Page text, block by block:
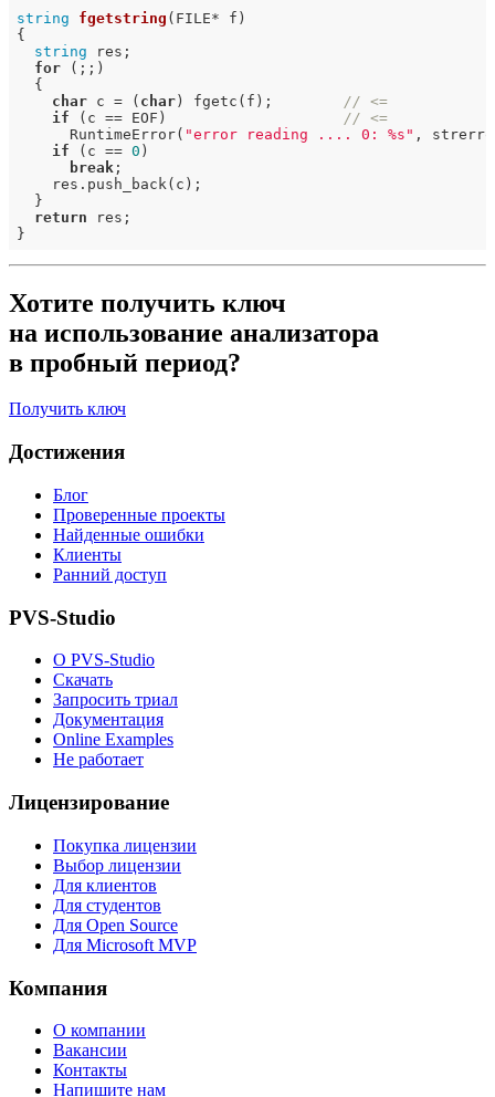
string fgetstring (FILE* f)
{
string res;
for (;;)
  {
char c = ( char) fgetc(f); // <=
if (c == EOF) // <=
      RuntimeError(
"error reading .... 0: %s" ,
if (c == 0 )
break;
    res.push_back(c);
  }
return res;
Хотите получить ключ
на использование анализатора
в пробный период?
Получить ключ
Достижения
Блог
Проверенные проекты
Найденные ошибки
Клиенты
Ранний доступ
PVS-Studio
О PVS-Studio
Скачать
Запросить триал
Документация
Online Examples
Не работает
Лицензирование
Покупка лицензии
Выбор лицензии
Для клиентов
Для студентов
Для Open Source
Для Microsoft MVP
Компания
О компании
Вакансии
Контакты
Напишите нам